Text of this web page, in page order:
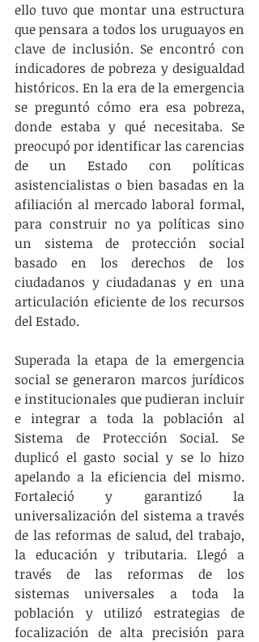
ello tuvo que montar una estructura
que pensara a todos los uruguayos en
clave de inclusión. Se encontró con
indicadores de pobreza y desigualdad
históricos. En la era de la emergencia
se preguntó cómo era esa pobreza,
donde estaba y qué necesitaba. Se
preocupó por identificar las carencias
de un Estado con políticas
asistencialistas o bien basadas en la
afiliación al mercado laboral formal,
para construir no ya políticas sino
un sistema de protección social
basado en los derechos de los
ciudadanos y ciudadanas y en una
articulación eficiente de los recursos
del Estado.
Superada la etapa de la emergencia
social se generaron marcos jurídicos
e institucionales que pudieran incluir
e integrar a toda la población al
Sistema de Protección Social. Se
duplicó el gasto social y se lo hizo
apelando a la eficiencia del mismo.
Fortaleció y garantizó la
universalización del sistema a través
de las reformas de salud, del trabajo,
la educación y tributaria. Llegó a
través de las reformas de los
sistemas universales a toda la
población y utilizó estrategias de
focalización de alta precisión para